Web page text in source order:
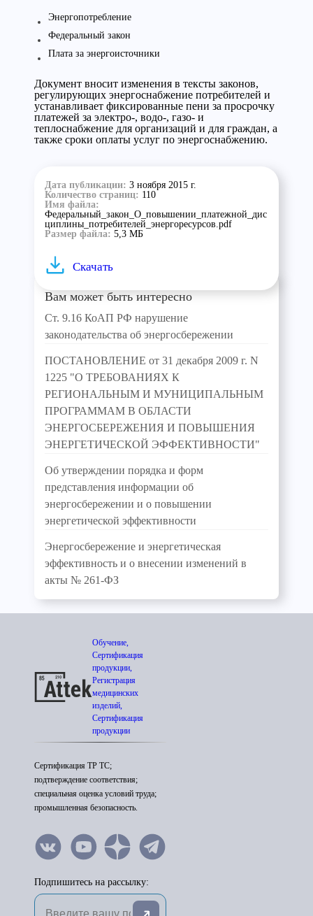
Энергопотребление
Федеральный закон
Плата за энергоисточники
Документ вносит изменения в тексты законов,
регулирующих энергоснабжение потребителей и
устанавливает фиксированные пени за просрочку
платежей за электро-, водо-, газо- и
теплоснабжение для организаций и для граждан, а
также сроки оплаты услуг по энергоснабжению.
Дата публикации: 3 ноября 2015 г.
Количество страниц: 110
Имя файла:
Федеральный_закон_О_повышении_платежной_дис
циплины_потребителей_энергоресурсов.pdf
Размер файла: 5,3 МБ
Скачать
Вам может быть интересно
Ст. 9.16 КоАП РФ нарушение
законодательства об энергосбережении
ПОСТАНОВЛЕНИЕ от 31 декабря 2009 г. N
1225 "О ТРЕБОВАНИЯХ К
РЕГИОНАЛЬНЫМ И МУНИЦИПАЛЬНЫМ
ПРОГРАММАМ В ОБЛАСТИ
ЭНЕРГОСБЕРЕЖЕНИЯ И ПОВЫШЕНИЯ
ЭНЕРГЕТИЧЕСКОЙ ЭФФЕКТИВНОСТИ"
Об утверждении порядка и форм
представления информации об
энергосбережении и о повышении
энергетической эффективности
Энергосбережение и энергетическая
эффективность и о внесении изменений в
акты № 261-ФЗ
Обучение,
Сертификация
продукции,
Регистрация
медицинских
изделий,
Сертификация
продукции
Сертификация ТР ТС;
подтверждение соответствия;
специальная оценка условий труда;
промышленная безопасность.
Подпишитесь на рассылку: